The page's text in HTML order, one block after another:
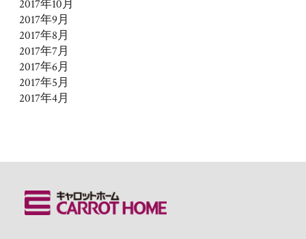
2017年10月
2017年9月
2017年8月
2017年7月
2017年6月
2017年5月
2017年4月